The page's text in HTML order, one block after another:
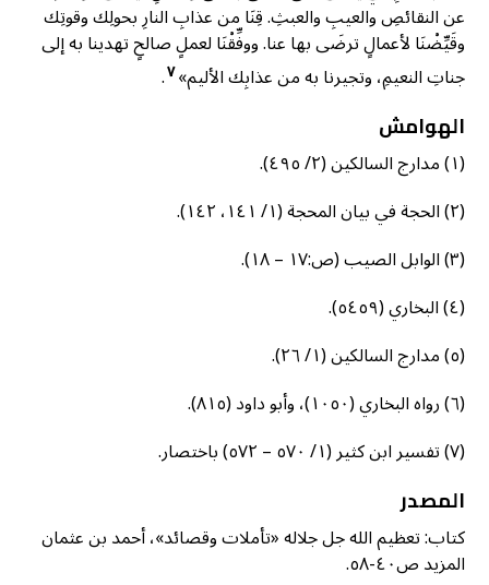
عن النقائصِ والعيبِ والعبثِ. قِنَا من عذابِ النارِ بحولِك وقوتِك
وقَيِّضْنَا لأعمالٍ ترضَى بها عنا. ووفِّقْنَا لعملٍ صالحٍ تهدينا به إلى
جناتِ النعيمِ، وتجيرنا به من عذابِك الأليم»٧.
الهوامش
(١) مدارج السالكين (٢/ ٤٩٥).
(٢) الحجة في بيان المحجة (١/ ١٤١، ١٤٢).
(٣) الوابل الصيب (ص:١٧ – ١٨).
(٤) البخاري (٥٤٥٩).
(٥) مدارج السالكين (١/ ٢٦).
(٦) رواه البخاري (١٠٥٠)، وأبو داود (٨١٥).
(٧) تفسير ابن كثير (١/ ٥٧٠ – ٥٧٢) باختصار.
المصدر
كتاب: تعظيم الله جل جلاله «تأملات وقصائد»، أحمد بن عثمان
المزيد ص٤٠-٥٨.